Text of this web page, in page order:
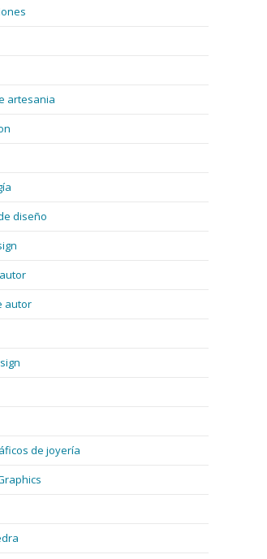
artesania
diseño
autor
de joyería